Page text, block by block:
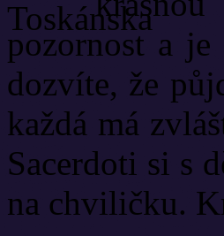
pozornost a
dozvíte, že
každá má
Sacerdoti si s
na chviličku.